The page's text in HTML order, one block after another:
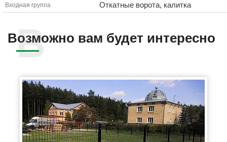
Входная группа Откатные ворота, калитка
Возможно вам будет интересно